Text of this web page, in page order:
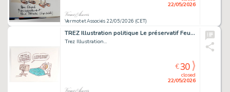
Vermot et Associés 22/05/2026 (CET)
22/05/2026
TREZ Illustration politique Le préservatif Feutre Dessin...
Trez Illustration...
closed
22/05/2026
€30